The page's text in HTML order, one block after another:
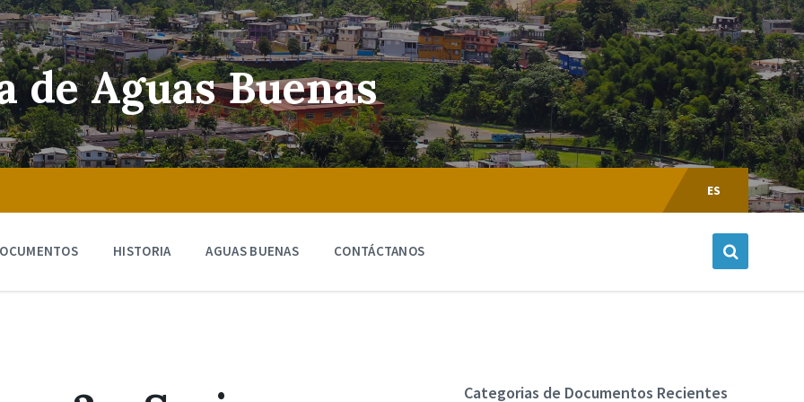
de Aguas Buenas
Escoger
Lenguaje:
ES
HISTORIA AGUAS BUENAS CONTÁCTANOS
Categorias de Documentos Recientes